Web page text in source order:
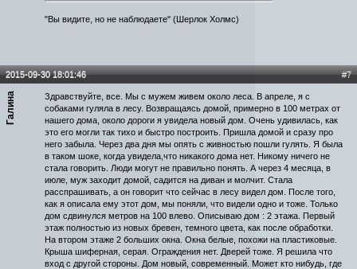
"Вы видите, но не наблюдаете" (Шерлок Холмс)
#7
2015-09-30 18:01:46
Галина
Здравствуйте, все. Мы с мужем живем около леса. В апреле, я с
собаками гуляла в лесу. Возвращаясь домой, примерно в 100 метрах от
нашего дома, около дороги я увидела новый дом. Очень удивилась, как
это его могли так тихо и быстро построить. Пришла домой и сразу про
него забыла. Через два дня мы опять с живностью пошли гулять. Я была
в таком шоке, когда увидела,что никакого дома нет. Никому ничего не
стала говорить. Люди могут не правильно понять. А через 4 месяца, в
июле, муж заходит домой, садится на диван и молчит. Стала
расспрашивать, а он говорит что сейчас в лесу видел дом. После того,
как я описала ему этот дом, мы поняли, что видели одно и тоже. Только
дом сдвинулся метров на 100 влево. Описываю дом : 2 этажа. Первый
этаж полностью из новых бревен, темного цвета, как после обработки.
На втором этаже 2 больших окна. Окна белые, похожи на пластиковые.
Крыша шиферная, серая. Ограждения нет. Дверей тоже. Я решила что
вход с другой стороны. Дом новый, современный. Может кто нибудь, где